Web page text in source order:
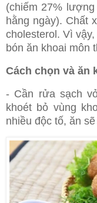
(chiếm 27%
hằng ngày). Chất
cholesterol. Vì
bón ăn khoai môn
Cách chọn và ăn
- Cần rửa sạch
khoét bỏ vùng
nhiều độc tố, ăn